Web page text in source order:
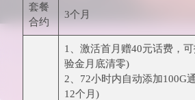
套餐
合约
3个月
1、激活首月赠40元话费，
验金月底清零)
2、72小时内自动添加100G
12个月)